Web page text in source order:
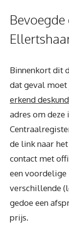
Binnenkort dit
dat geval moet
erkend
adres om deze
de link naar het
contact met
een voordelige
verschillende
gedoe een
prijs.